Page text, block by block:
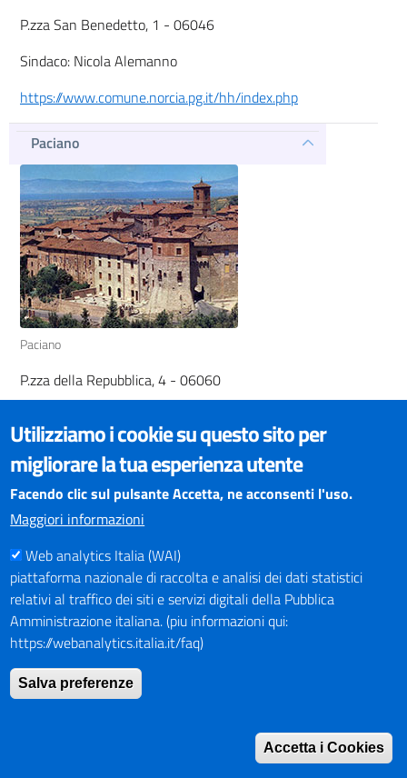
P.zza San Benedetto, 1 - 06046
Sindaco: Nicola Alemanno
https://www.comune.norcia.pg.it/hh/index.php
Paciano
Paciano
P.zza della Repubblica, 4 - 06060
https://www.comune.paciano.pg.it/
Panicale
Panicale
Utilizziamo i cookie su questo sito per
migliorare la tua esperienza utente
Facendo clic sul pulsante Accetta, ne acconsenti l'uso.
Maggiori informazioni
Web analytics Italia (WAI)
piattaforma nazionale di raccolta e analisi dei dati statistici
relativi al traffico dei siti e servizi digitali della Pubblica
Amministrazione italiana. (piu informazioni qui:
https://webanalytics.italia.it/faq)
Salva preferenze
Accetta i Cookies